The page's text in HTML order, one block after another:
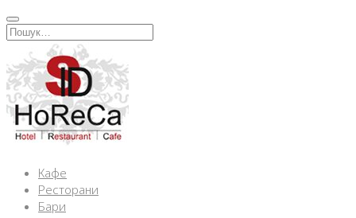
Перейти
к
содержимому
Искать:
Кафе
Ресторани
Бари